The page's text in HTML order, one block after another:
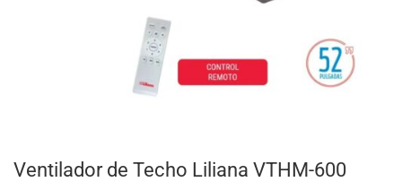
Ventilador de Techo Liliana VTHM-600